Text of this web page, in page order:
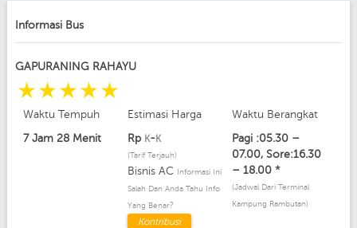
Informasi Bus
GAPURANING RAHAYU
☆
☆
☆
☆
☆
Waktu Tempuh
7 Jam 28 Menit
Estimasi Harga
Rp K- K
(Tarif Terjauh)
Bisnis AC Informasi Ini
Salah Dan Anda Tahu Info
Yang Benar?
Kontribusi
Waktu Berangkat
Pagi :05.30 –
07.00, Sore:16.30
– 18.00 *
(Jadwal Dari Terminal
Kampung Rambutan)